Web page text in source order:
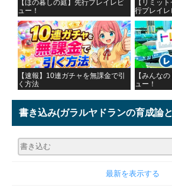
【ほの暮しの庭】先行プレイレビ
ュー！
【リミッ
行プレイレ
【速報】10連ガチャを無課金で引
く方法
【みんな
ュー！
書き込み(ガラルヤドランの育成論
最新を表示する